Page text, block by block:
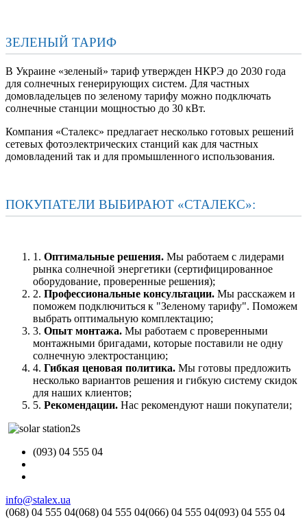
ЗЕЛЕНЫЙ ТАРИФ
В Украине «зеленый» тариф утвержден НКРЭ до 2030 года
для солнечных генерирующих систем. Для частных
домовладельцев по зеленому тарифу можно подключать
солнечные станции мощностью до 30 кВт.
Компания «Сталекс» предлагает несколько готовых решений
сетевых фотоэлектрических станций как для частных
домовладений так и для промышленного использования.
ПОКУПАТЕЛИ ВЫБИРАЮТ «СТАЛЕКС»:
1. Оптимальные решения. Мы работаем с лидерами
рынка солнечной энергетики (сертифицированное
оборудование, проверенные решения);
2. Профессиональные консультации. Мы раcскажем и
поможем подключиться к "Зеленому тарифу". Поможем
выбрать оптимальную комплектацию;
3. Опыт монтажа. Мы работаем с проверенными
монтажными бригадами, которые поставили не одну
солнечную электростанцию;
4. Гибкая ценовая политика. Мы готовы предложить
несколько вариантов решения и гибкую систему скидок
для наших клиентов;
5. Рекомендации. Нас рекомендуют наши покупатели;
(093) 04 555 04
info@stalex.ua
(068) 04 555 04(068) 04 555 04(066) 04 555 04(093) 04 555 04